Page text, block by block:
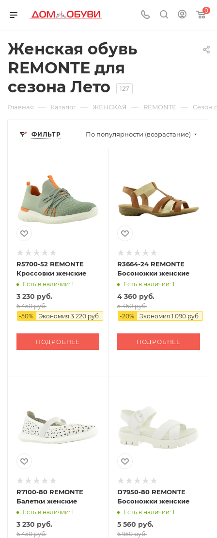
0
Женская обувь
REMONTE для
сезона Лето
127
Главная — Каталог — ЖЕНСКАЯ — REMONTE — Cезон
ФИЛЬТР По популярности (возрастание)
R5700-52 REMONTE
Кроссовки женские
Есть в наличии: 1
3 230 руб.
6 450 руб.
-50% Экономия 3 220 руб.
ПОДРОБНЕЕ
R3664-24 REMONTE
Босоножки женские
Есть в наличии: 1
4 360 руб.
5 450 руб.
-20% Экономия 1 090 руб.
ПОДРОБНЕЕ
R7100-80 REMONTE
Балетки женские
Есть в наличии: 1
3 230 руб.
6 450 руб.
D7950-80 REMONTE
Босоножки женские
Есть в наличии: 1
5 560 руб.
6 950 руб.